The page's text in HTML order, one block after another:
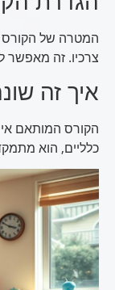
המטרה של הקורס
צרכיו. זה מאפשר
איך זה
הקורס המותאם
כלליים, הוא